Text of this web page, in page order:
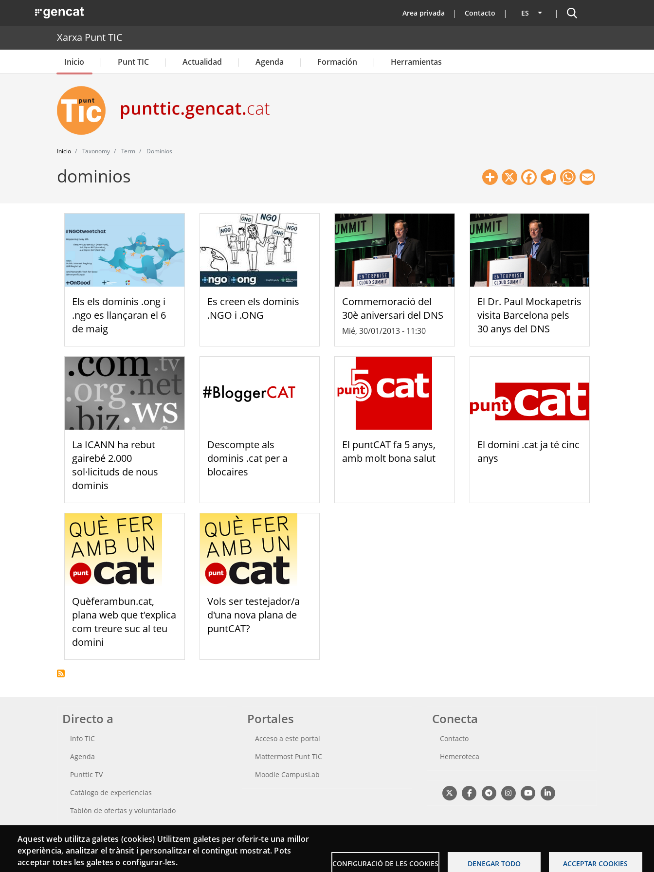
. Obre en una nova finestra. top
Area privada Contacto ES Lista adicional de acciones
Buscador
Xarxa Punt TIC
Inicio Punt TIC Actualidad Agenda Formación Herramientas
Inicio Taxonomy Term Dominios
dominios Share
X Facebook
Telegram
WhatsApp
Els els dominis .ong i
.ngo es llançaran el 6
de maig
Es creen els dominis
.NGO i .ONG
Commemoració del
30è aniversari del DNS
Mié, 30/01/2013 - 11:30
El Dr. Paul Mockapetris
visita Barcelona pels
30 anys del DNS
La ICANN ha rebut
gairebé 2.000
sol·licituds de nous
dominis
Descompte als
dominis .cat per a
blocaires
El puntCAT fa 5 anys,
amb molt bona salut
El domini .cat ja té cinc
anys
Quèferambun.cat,
plana web que t'explica
com treure suc al teu
domini
Vols ser testejador/a
d'una nova plana de
puntCAT?
Directo a
Info TIC
Agenda
Punttic TV
Catálogo de experiencias
Tablón de ofertas y voluntariado
Busca tu Punt TIC
Portales
Acceso a este portal
Mattermost Punt TIC
Moodle CampusLab
Conecta
Contacto
Hemeroteca
Aquest web utilitza galetes (cookies) Utilitzem galetes per oferir-te una millor
experiència, analitzar el trànsit i personalitzar el contingut mostrat. Pots
acceptar totes les galetes o configurar-les.
CONFIGURACIÓ DE LES COOKIES DENEGAR TODO ACCEPTAR COOKIES